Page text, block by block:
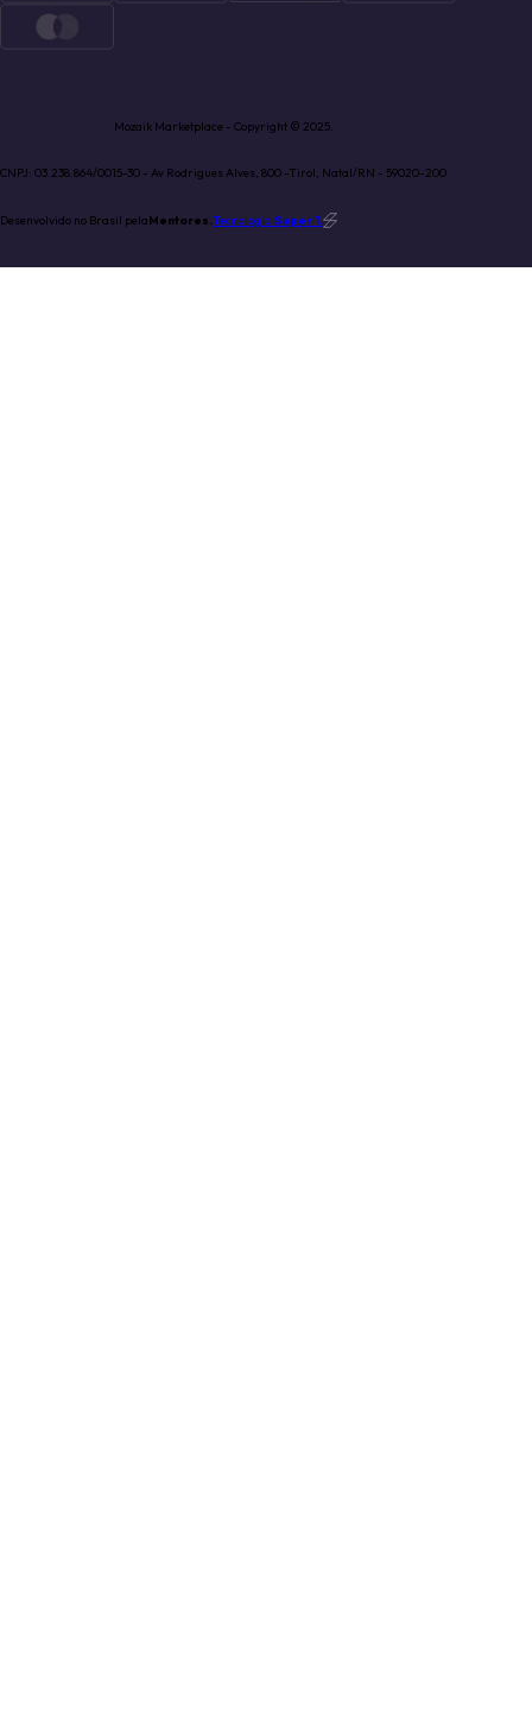
Mozaik Marketplace - Copyright © 2025.
CNPJ: 03.238.864/0015-30 - Av Rodrigues Alves, 800 -Tirol, Natal/RN - 59020-200
Desenvolvido no Brasil pelaMentores. Tecnologia Super 1